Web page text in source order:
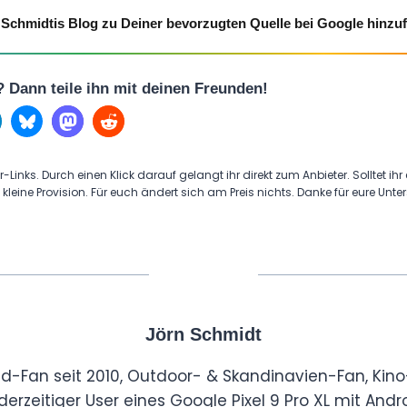
Schmidtis Blog zu Deiner bevorzugten Quelle bei Google
teile ihn mit deinen Freunden!
Links. Durch einen Klick darauf gelangt ihr direkt zum Anbieter. Solltet
Provision. Für euch ändert sich am Preis nichts. Danke für eure
Jörn Schmidt
Fan seit 2010, Outdoor- & Skandinavien-Fan,
User eines Google Pixel 9 Pro XL mit